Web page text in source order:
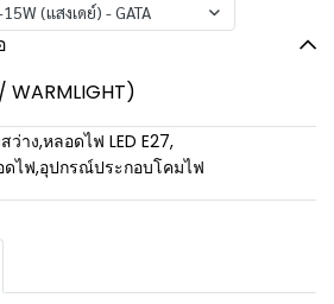
(แสงเดย์) - GATA
WARMLIGHT)
ว่าง,หลอดไฟ LED E27,
ไฟ,อุปกรณ์ประกอบโคมไฟ